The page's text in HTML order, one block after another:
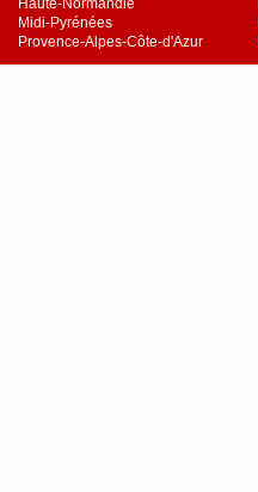
Haute-Normandie
Midi-Pyrénées
Provence-Alpes-Côte-d'Azur